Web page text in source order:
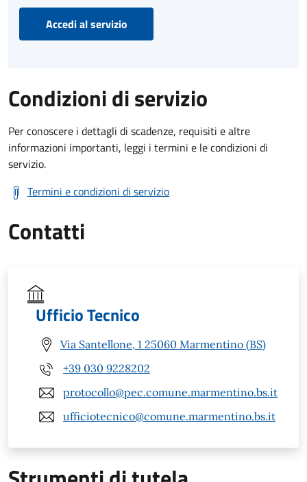
Accedi al servizio
Condizioni di servizio
Per conoscere i dettagli di scadenze, requisiti e altre
informazioni importanti, leggi i termini e le condizioni di
servizio.
Termini e condizioni di servizio
Contatti
Ufficio Tecnico
Via Santellone, 1 25060 Marmentino (BS)
+39 030 9228202
protocollo@pec.comune.marmentino.bs.it
ufficiotecnico@comune.marmentino.bs.it